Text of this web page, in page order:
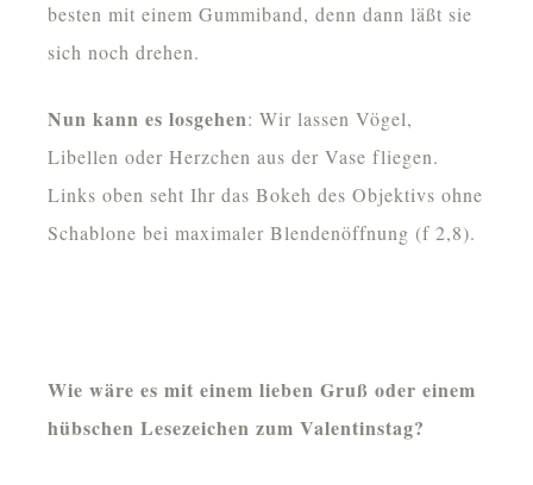
besten mit einem Gummiband, denn dann läßt sie
sich noch drehen.
Nun kann es losgehen: Wir lassen Vögel,
Libellen oder Herzchen aus der Vase fliegen.
Links oben seht Ihr das Bokeh des Objektivs ohne
Schablone bei maximaler Blendenöffnung (f 2,8).
Wie wäre es mit einem lieben Gruß oder einem
hübschen Lesezeichen zum Valentinstag?